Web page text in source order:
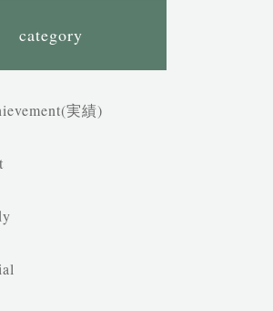
category
実績)